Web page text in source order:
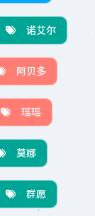
诺艾尔
阿贝多
瑶瑶
莫娜
群愿